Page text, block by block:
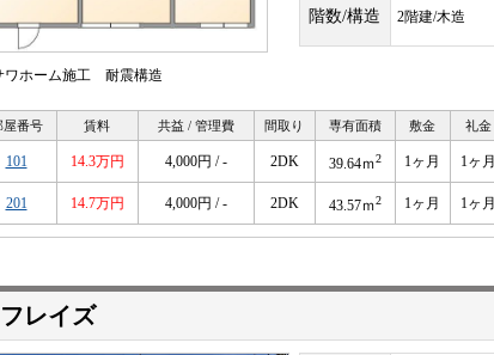
階数/構造 2階建/木造
ワホーム施工 耐震構造
屋番号 賃料 共益 / 管理費 間取り 専有面積 敷金 礼金
101 14.3万円 4,000円 / - 2DK 39.64ｍ2 1ヶ月 1ヶ月
201 14.7万円 4,000円 / - 2DK 43.57ｍ2 1ヶ月 1ヶ月
レイズ